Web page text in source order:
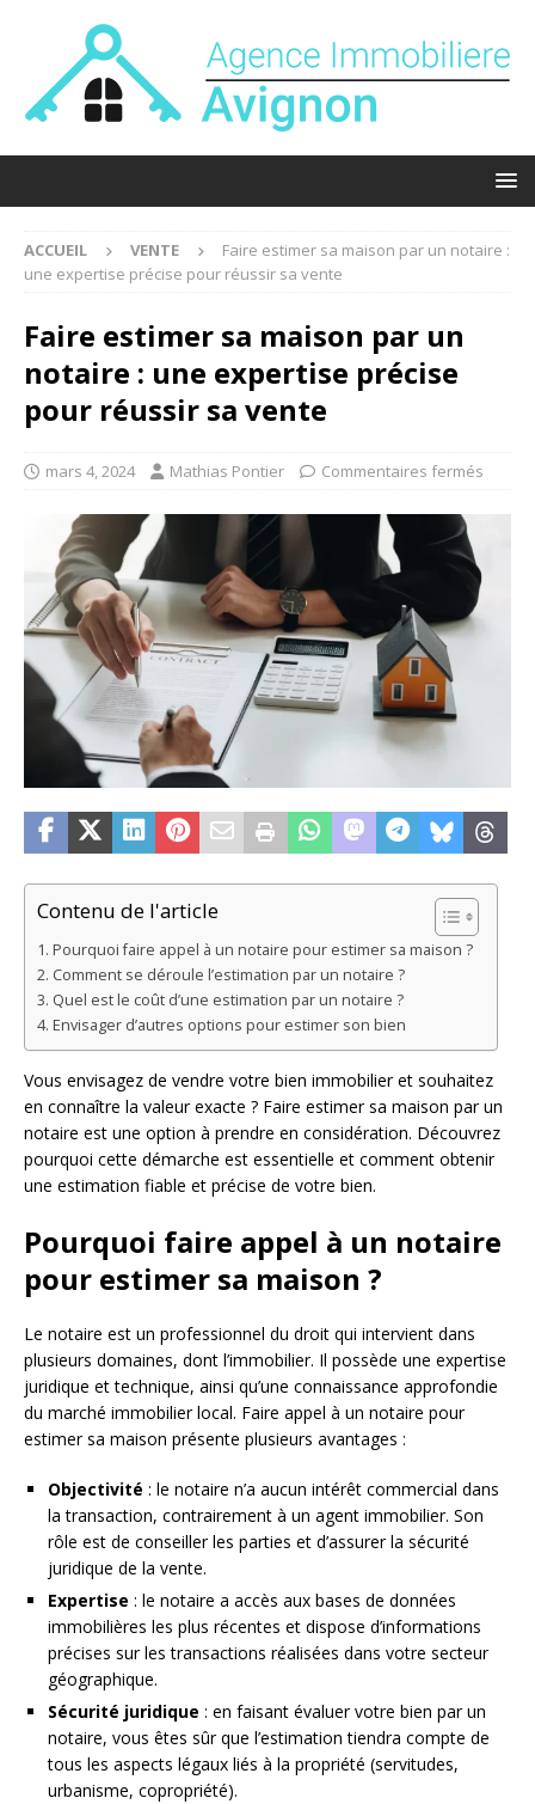
ACCUEIL VENTE
Faire estimer sa maison par un notaire :
une expertise précise pour réussir sa vente
Faire estimer sa maison par un
notaire : une expertise précise
pour réussir sa vente
mars 4, 2024 Mathias Pontier Commentaires fermés
Contenu de l'article
Pourquoi faire appel à un notaire pour estimer sa maison ?
Comment se déroule l’estimation par un notaire ?
Quel est le coût d’une estimation par un notaire ?
Envisager d’autres options pour estimer son bien
Vous envisagez de vendre votre bien immobilier et souhaitez
en connaître la valeur exacte ? Faire estimer sa maison par un
notaire est une option à prendre en considération. Découvrez
pourquoi cette démarche est essentielle et comment obtenir
une estimation fiable et précise de votre bien.
Pourquoi faire appel à un notaire
pour estimer sa maison ?
Le notaire est un professionnel du droit qui intervient dans
plusieurs domaines, dont l’immobilier. Il possède une expertise
juridique et technique, ainsi qu’une connaissance approfondie
du marché immobilier local. Faire appel à un notaire pour
estimer sa maison présente plusieurs avantages :
Objectivité : le notaire n’a aucun intérêt commercial dans
la transaction, contrairement à un agent immobilier. Son
rôle est de conseiller les parties et d’assurer la sécurité
juridique de la vente.
Expertise : le notaire a accès aux bases de données
immobilières les plus récentes et dispose d’informations
précises sur les transactions réalisées dans votre secteur
géographique.
Sécurité juridique : en faisant évaluer votre bien par un
notaire, vous êtes sûr que l’estimation tiendra compte de
tous les aspects légaux liés à la propriété (servitudes,
urbanisme, copropriété).